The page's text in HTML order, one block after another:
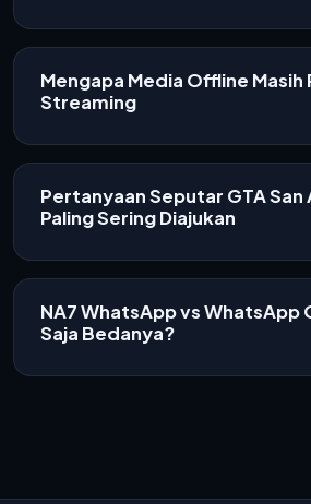
Mengapa Media Offline Masih
Streaming
Pertanyaan Seputar GTA
Paling Sering Diajukan
NA7 WhatsApp vs WhatsApp
Saja Bedanya?